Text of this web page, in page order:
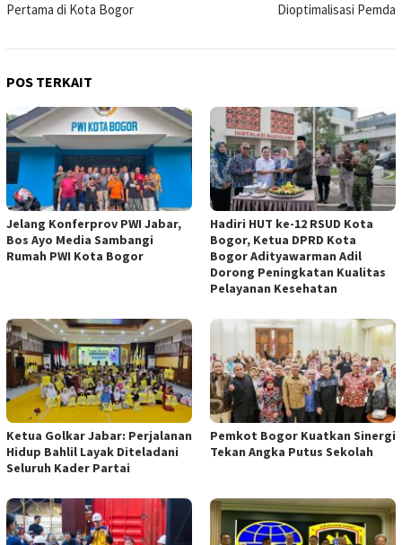
Pertama di Kota Bogor
Dioptimalisasi Pemda
POS TERKAIT
Jelang Konferprov PWI Jabar,
Bos Ayo Media Sambangi
Rumah PWI Kota Bogor
Hadiri HUT ke-12 RSUD Kota
Bogor, Ketua DPRD Kota
Bogor Adityawarman Adil
Dorong Peningkatan Kualitas
Pelayanan Kesehatan
Ketua Golkar Jabar: Perjalanan
Hidup Bahlil Layak Diteladani
Seluruh Kader Partai
Pemkot Bogor Kuatkan Sinergi
Tekan Angka Putus Sekolah